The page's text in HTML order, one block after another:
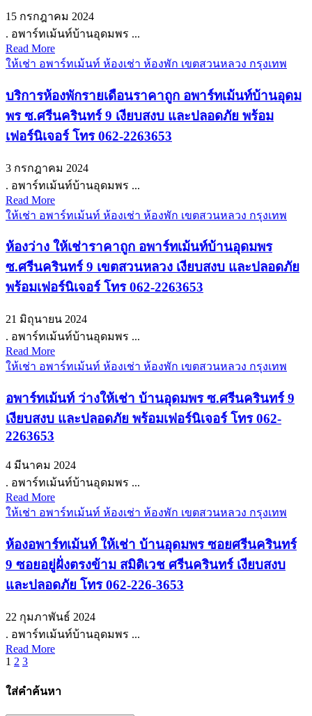
15 กรกฎาคม 2024
. อพาร์ทเม้นท์บ้านอุดมพร ...
Read More
ให้เช่า อพาร์ทเม้นท์ ห้องเช่า ห้องพัก เขตสวนหลวง กรุงเทพ
บริการห้องพักรายเดือนราคาถูก อพาร์ทเม้นท์บ้านอุดม
พร ซ.ศรีนครินทร์ 9 เงียบสงบ และปลอดภัย พร้อม
เฟอร์นิเจอร์ โทร 062-2263653
3 กรกฎาคม 2024
. อพาร์ทเม้นท์บ้านอุดมพร ...
Read More
ให้เช่า อพาร์ทเม้นท์ ห้องเช่า ห้องพัก เขตสวนหลวง กรุงเทพ
ห้องว่าง ให้เช่าราคาถูก อพาร์ทเม้นท์บ้านอุดมพร
ซ.ศรีนครินทร์ 9 เขตสวนหลวง เงียบสงบ และปลอดภัย
พร้อมเฟอร์นิเจอร์ โทร 062-2263653
21 มิถุนายน 2024
. อพาร์ทเม้นท์บ้านอุดมพร ...
Read More
ให้เช่า อพาร์ทเม้นท์ ห้องเช่า ห้องพัก เขตสวนหลวง กรุงเทพ
อพาร์ทเม้นท์ ว่างให้เช่า บ้านอุดมพร ซ.ศรีนครินทร์ 9
เงียบสงบ และปลอดภัย พร้อมเฟอร์นิเจอร์ โทร 062-
2263653
4 มีนาคม 2024
. อพาร์ทเม้นท์บ้านอุดมพร ...
Read More
ให้เช่า อพาร์ทเม้นท์ ห้องเช่า ห้องพัก เขตสวนหลวง กรุงเทพ
ห้องอพาร์ทเม้นท์ ให้เช่า บ้านอุดมพร ซอยศรีนครินทร์
9 ซอยอยู่ฝั่งตรงข้าม สมิติเวช ศรีนครินทร์ เงียบสงบ
และปลอดภัย โทร 062-226-3653
22 กุมภาพันธ์ 2024
. อพาร์ทเม้นท์บ้านอุดมพร ...
Read More
Posts
pagination
1 2 3
ใส่คำค้นหา